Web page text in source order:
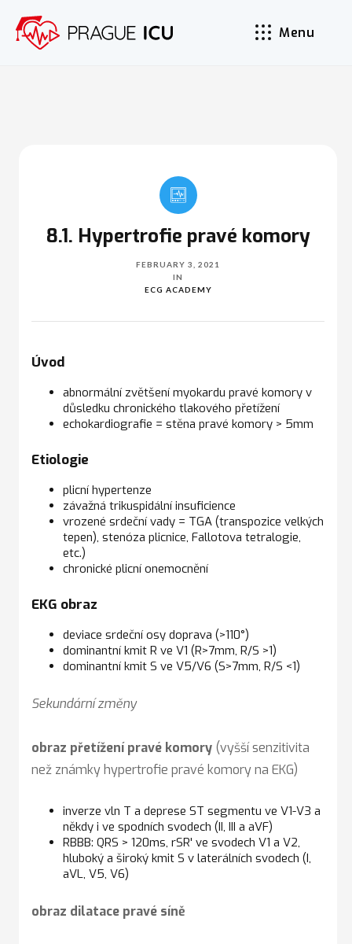
Menu
8.1. Hypertrofie pravé komory
FEBRUARY 3, 2021
IN
ECG ACADEMY
Úvod
abnormální zvětšení myokardu pravé komory v
důsledku chronického tlakového přetížení
echokardiografie = stěna pravé komory > 5mm
Etiologie
plicní hypertenze
závažná trikuspidální insuficience
vrozené srdeční vady = TGA (transpozice velkých
tepen), stenóza plicnice, Fallotova tetralogie,
etc.)
chronické plicní onemocnění
EKG obraz
deviace srdeční osy doprava (>110°)
dominantní kmit R ve V1 (R>7mm, R/S >1)
dominantní kmit S ve V5/V6 (S>7mm, R/S <1)
Sekundární změny
obraz přetížení pravé komory (vyšší senzitivita
než známky hypertrofie pravé komory na EKG)
inverze vln T a deprese ST segmentu ve V1-V3 a
někdy i ve spodních svodech (II, III a aVF)
RBBB: QRS > 120ms, rSR' ve svodech V1 a V2,
hluboký a široký kmit S v laterálních svodech (I,
aVL, V5, V6)
obraz dilatace pravé síně